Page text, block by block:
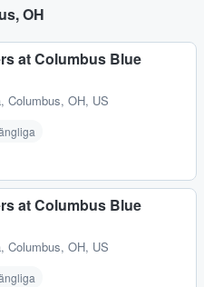
OH
at Columbus Blue
, Columbus, OH, US
at Columbus Blue
, Columbus, OH, US